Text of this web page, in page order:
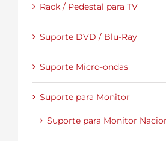
Rack / Pedestal para TV
Suporte DVD / Blu-Ray
Suporte Micro-ondas
Suporte para Monitor
Suporte para Monitor